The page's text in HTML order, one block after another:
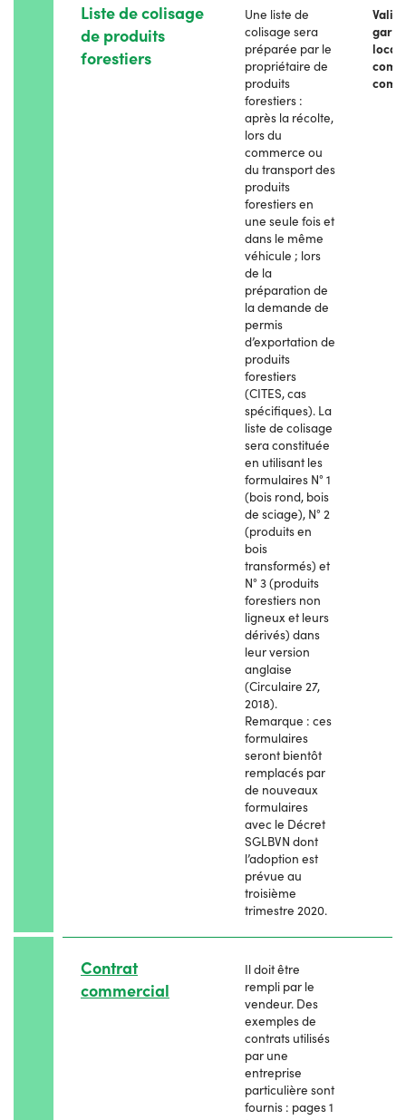
Liste de colisage
de produits
forestiers
Une liste de
colisage sera
préparée par le
propriétaire de
produits
forestiers :
après la récolte,
lors du
commerce ou
du transport des
produits
forestiers en
une seule fois et
dans le même
véhicule ; lors
de la
préparation de
la demande de
permis
d’exportation de
produits
forestiers
(CITES, cas
spécifiques). La
liste de colisage
sera constituée
en utilisant les
formulaires N° 1
(bois rond, bois
de sciage), N° 2
(produits en
bois
transformés) et
N° 3 (produits
forestiers non
ligneux et leurs
dérivés) dans
leur version
anglaise
(Circulaire 27,
2018).
Remarque : ces
formulaires
seront bientôt
remplacés par
de nouveaux
formulaires
avec le Décret
SGLBVN dont
l’adoption est
prévue au
troisième
trimestre 2020.
local
Contrat
commercial
Il doit être
rempli par le
vendeur. Des
exemples de
contrats utilisés
par une
entreprise
particulière sont
fournis : pages 1